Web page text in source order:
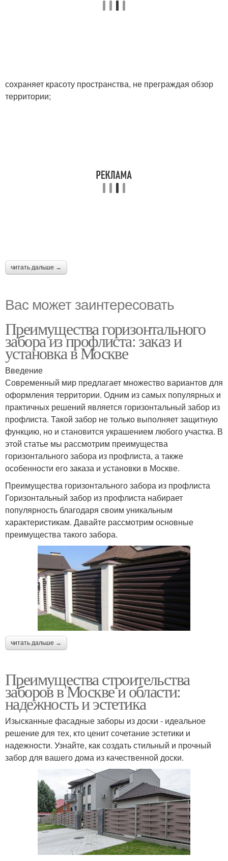
сохраняет красоту пространства, не преграждая обзор
территории;
читать дальше →
Вас может заинтересовать
Преимущества горизонтального
забора из профлиста: заказ и
установка в Москве
Введение
Современный мир предлагает множество вариантов для
оформления территории. Одним из самых популярных и
практичных решений является горизонтальный забор из
профлиста. Такой забор не только выполняет защитную
функцию, но и становится украшением любого участка. В
этой статье мы рассмотрим преимущества
горизонтального забора из профлиста, а также
особенности его заказа и установки в Москве.
Преимущества горизонтального забора из профлиста
Горизонтальный забор из профлиста набирает
популярность благодаря своим уникальным
характеристикам. Давайте рассмотрим основные
преимущества такого забора.
читать дальше →
Преимущества строительства
заборов в Москве и области:
надежность и эстетика
Изысканные фасадные заборы из доски - идеальное
решение для тех, кто ценит сочетание эстетики и
надежности. Узнайте, как создать стильный и прочный
забор для вашего дома из качественной доски.